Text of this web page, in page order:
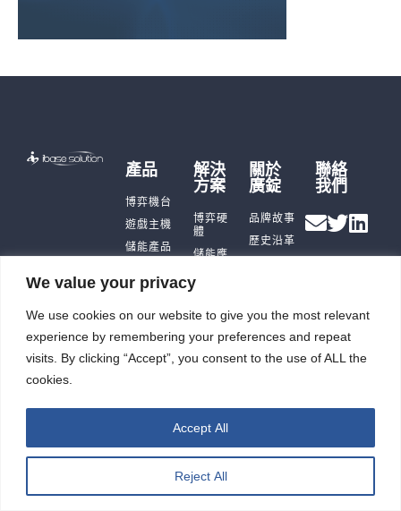
We value your privacy
We use cookies on our website to give you the most relevant
experience by remembering your preferences and repeat
visits. By clicking “Accept”, you consent to the use of ALL the
cookies.
Reject All
Accept All
產品
博弈機台
遊戲主機
儲能產品
觸控平板
機
解決
方案
博弈硬
體
儲能應
智能自
關於
廣錠
品牌故事
歷史沿革
廣錠徵才
聯絡
我們
專區
ESG
廣錠股份有限公司 版權所有2026 © All rights reserved.
：振作雲科技